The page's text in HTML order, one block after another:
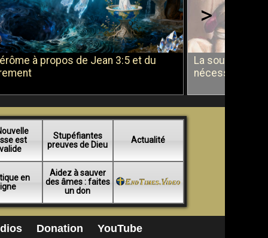
à propos de Jean 3:5 et du
La soumission
nécessité du
>
est
Stupéfiantes
preuves de Dieu
Actualité
en
ligne
Aidez à sauver
des âmes : faites
un don
Donation YouTube